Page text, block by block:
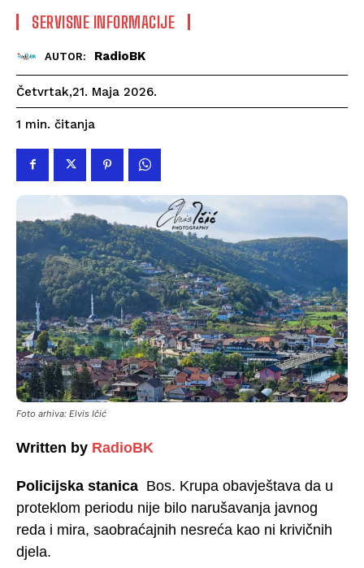
SERVISNE INFORMACIJE
AUTOR: RadioBK
Četvrtak,21. Maja 2026.
1 min. čitanja
Foto arhiva: Elvis Ičić
Written by RadioBK
Policijska stanica Bos. Krupa obavještava da u
proteklom periodu nije bilo narušavanja javnog
reda i mira, saobraćajnih nesreća kao ni krivičnih
djela.